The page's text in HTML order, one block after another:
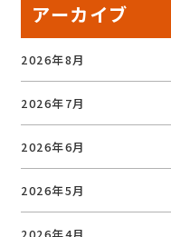
アーカイブ
2026年8月
2026年7月
2026年6月
2026年5月